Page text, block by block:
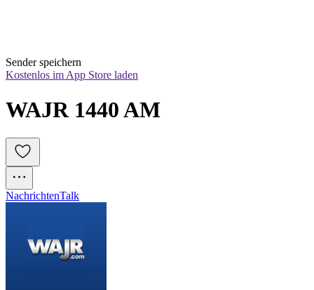
Sender speichern
Kostenlos im App Store laden
WAJR 1440 AM
NachrichtenTalk